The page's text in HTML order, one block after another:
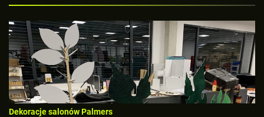
Dekoracje salonów Palmers